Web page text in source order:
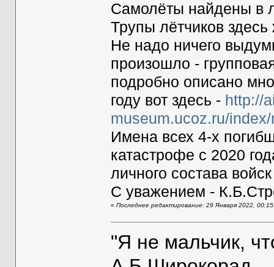
Самолёты найдены в
Трупы лётчиков
Не надо ничего
произошло -
подробно описано
году вот здесь - http://
museum.ucoz.ru/
Имена всех 4-х
катастрофе с 2020
личного состава
С уважением -
« Последнее редактирование: 29 Января 2022,
"Я не мальчик,